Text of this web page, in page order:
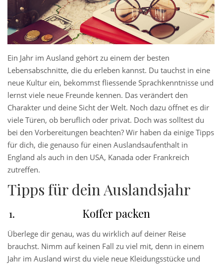
Ein Jahr im Ausland gehört zu einem der besten
Lebensabschnitte, die du erleben kannst. Du tauchst in eine
neue Kultur ein, bekommst fliessende Sprachkenntnisse und
lernst viele neue Freunde kennen. Das verändert den
Charakter und deine Sicht der Welt. Noch dazu öffnet es dir
viele Türen, ob beruflich oder privat. Doch was solltest du
bei den Vorbereitungen beachten? Wir haben da einige Tipps
für dich, die genauso für einen Auslandsaufenthalt in
England als auch in den USA, Kanada oder Frankreich
zutreffen.
Tipps für dein Auslandsjahr
Koffer packen
Überlege dir genau, was du wirklich auf deiner Reise
brauchst. Nimm auf keinen Fall zu viel mit, denn in einem
Jahr im Ausland wirst du viele neue Kleidungsstücke und